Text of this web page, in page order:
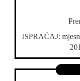
ISPRAĆAJ: